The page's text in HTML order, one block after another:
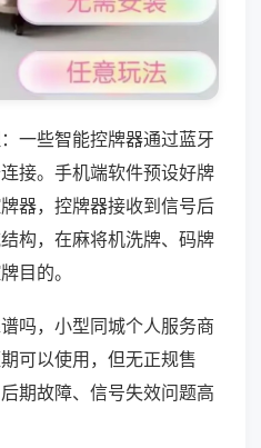
一些智能控牌器通过蓝牙
接。手机端软件预设好牌
器，控牌器接收到信号后
构，在麻将机洗牌、码牌
目的。
吗，小型同城个人服务商
可以使用，但无正规售
期故障、信号失效问题高